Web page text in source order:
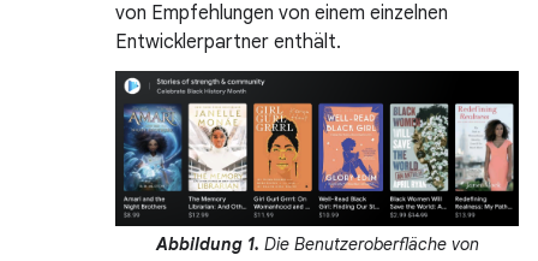
von Empfehlungen von einem einzelnen
Entwicklerpartner enthält.
Abbildung 1. Die Benutzeroberfläche von